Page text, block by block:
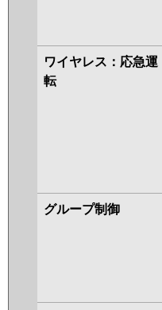
ワイヤレス：応急運
転
グループ制御